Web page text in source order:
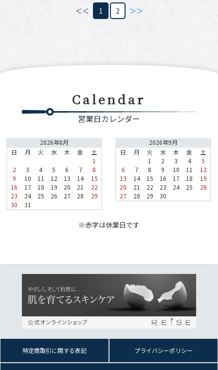
＜＜ 1 2 ＞＞
Calendar
営業日カレンダー
2026年8月
日
月 火 水 木 金
土
1
2
3 4 5 6 7
8
9
10 11 12 13 14
15
16
17 18 19 20 21
22
23
24 25 26 27 28
29
30
31
2026年9月
日
月 火 水 木 金
土
1
2 3 4
5
6
7 8 9 10 11
12
13
14 15 16 17 18
19
20
21 22 23 24 25
26
27
28 29 30
※赤字は休業日です
特定商取引に関する表記 プライバシーポリシー